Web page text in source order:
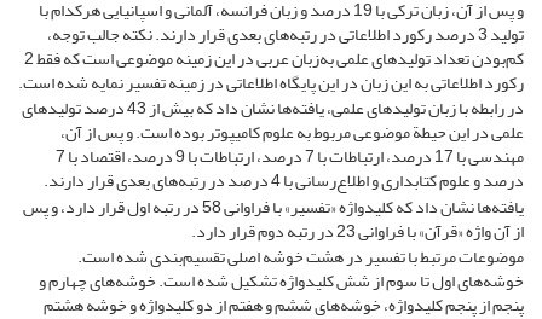
و پس از آن، زبان ترکی با 19 درصد و زبان فرانسه، آلمانی و اسپانیایی هرکدام با
تولید 3 درصد رکورد اطلاعاتی در رتبه های بعدی قرار دارند. نکته جالب توجه،
کم‌بودن تعداد تولیدهای علمی به‌زبان عربی در این زمینه موضوعی است که فقط 2
رکورد اطلاعاتی به این زبان در این پایگاه اطلاعاتی در زمینه تفسیر نمایه شده است.
در رابطه با زبان تولیدهای علمی، یافته ها نشان داد که بیش از 43 درصد تولیدهای
علمی در این حیطة موضوعی مربوط به علوم کامیپوتر بوده است. و پس از آن،
مهندسی با 17 درصد، ارتباطات با 7 درصد، ارتباطات با 9 درصد، اقتصاد با 7
درصد و علوم کتابداری و اطلاع‌رسانی با 4 درصد در رتبه‌های بعدی قرار دارند.
یافته‌ها نشان داد که کلیدواژه «تفسیر» با فراوانی 58 در رتبه اول قرار دارد، و پس
از آن واژه «قرآن» با فراوانی 23 در رتبه دوم قرار دارد.
موضوعات مرتبط با تفسیر در هشت خوشه اصلی تقسیم‌بندی شده است.
خوشه‌های اول تا سوم از شش کلیدواژه تشکیل شده است. خوشه‌های چهارم و
پنجم از پنجم کلیدواژه، خوشه‌های ششم و هفتم از دو کلیدواژه و خوشه هشتم